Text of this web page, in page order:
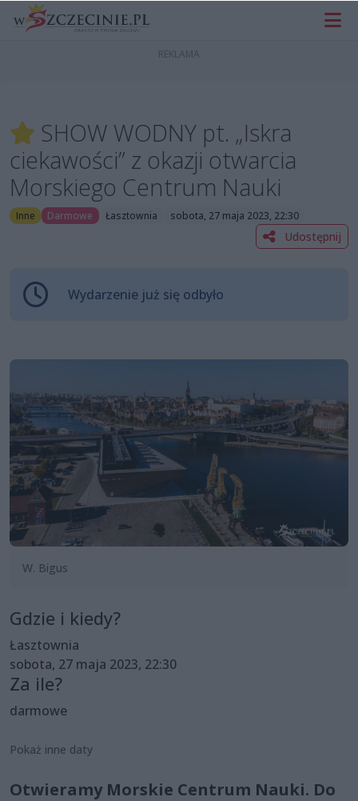
SHOW WODNY pt. „Iskra
ciekawości” z okazji otwarcia
Morskiego Centrum Nauki
Inne Darmowe Łasztownia sobota, 27 maja 2023, 22:30
Udostępnij
Wydarzenie już się odbyło
W. Bigus
Gdzie i kiedy?
Łasztownia
sobota, 27 maja 2023, 22:30
Za ile?
darmowe
Pokaż inne daty
Otwieramy Morskie Centrum Nauki. Do